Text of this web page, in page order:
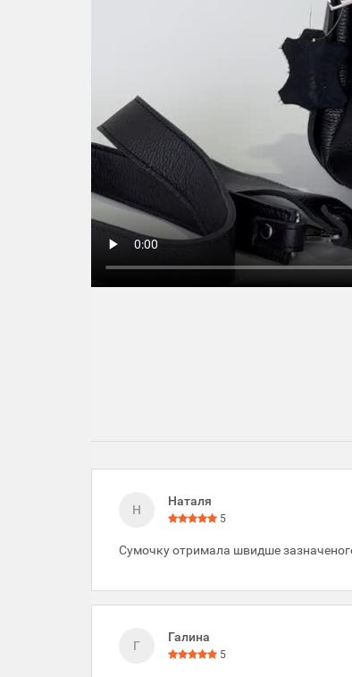
Н
Наталя
5
Сумочку отримала швидше
Г
Галина
5